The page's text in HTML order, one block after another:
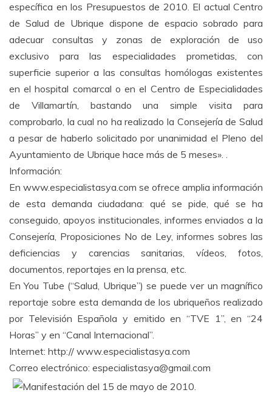
específica en los Presupuestos de 2010. El actual Centro
de Salud de Ubrique dispone de espacio sobrado para
adecuar consultas y zonas de exploración de uso
exclusivo para las especialidades prometidas, con
superficie superior a las consultas homólogas existentes
en el hospital comarcal o en el Centro de Especialidades
de Villamartín, bastando una simple visita para
comprobarlo, la cual no ha realizado la Consejería de Salud
a pesar de haberlo solicitado por unanimidad el Pleno del
Ayuntamiento de Ubrique hace más de 5 meses». .
Información:
En www.especialistasya.com se ofrece amplia información
de esta demanda ciudadana: qué se pide, qué se ha
conseguido, apoyos institucionales, informes enviados a la
Consejería, Proposiciones No de Ley, informes sobres las
deficiencias y carencias sanitarias, vídeos, fotos,
documentos, reportajes en la prensa, etc.
En You Tube (“Salud, Ubrique”) se puede ver un magnífico
reportaje sobre esta demanda de los ubriqueños realizado
por Televisión Española y emitido en “TVE 1”, en “24
Horas” y en “Canal Internacional”.
Internet: http:// www.especialistasya.com
Correo electrónico: especialistasya@gmail.com